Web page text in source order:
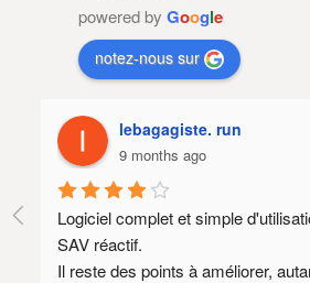
powered by Google
notez-nous sur
lebagagiste. run
9 months ago
Logiciel complet et simple
SAV réactif.
Il reste des points à améliorer,